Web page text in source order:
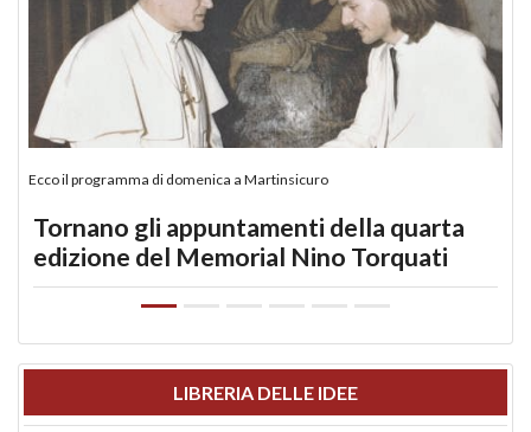
Ecco il programma di domenica a Martinsicuro
Tornano gli appuntamenti della quarta
edizione del Memorial Nino Torquati
LIBRERIA DELLE IDEE